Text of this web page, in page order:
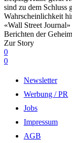
sind zu dem Schluss
Wahrscheinlichkeit
«Wall Street
Berichten der
Zur Story
0
0
Newsletter
Werbung / PR
Jobs
Impressum
AGB